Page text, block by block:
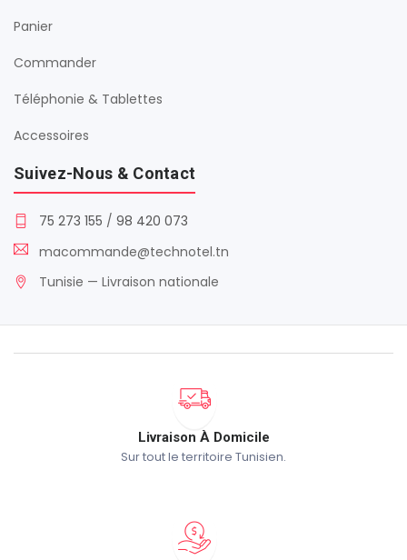
Panier
Commander
Téléphonie & Tablettes
Accessoires
Suivez-Nous & Contact
75 273 155 / 98 420 073
macommande@technotel.tn
Tunisie — Livraison nationale
Livraison À Domicile
Sur tout le territoire Tunisien.